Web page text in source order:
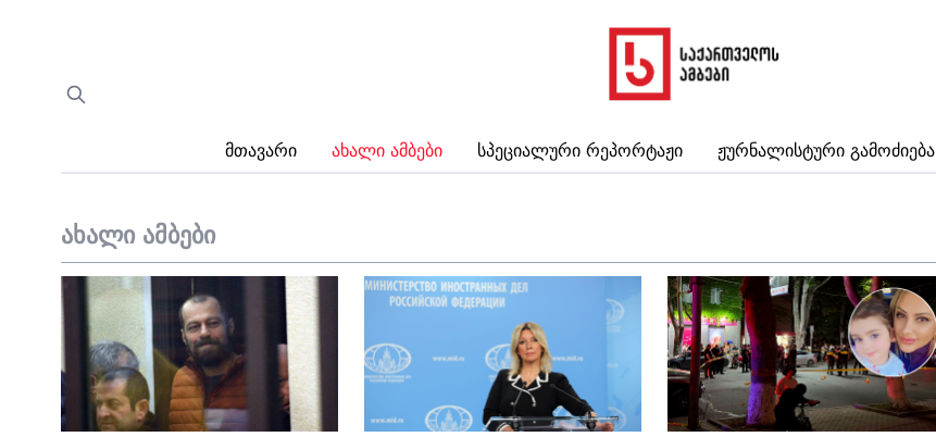
Მთავარი Ახალი Ამბები Სპეციალური Რეპორტაჟი Ჟურნალისტური Გამოძიება
ახალი ამბები